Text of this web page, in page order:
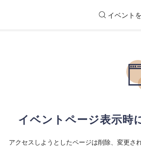
イベント
イベントページ表示時
アクセスしようとしたページは削除、変更さ